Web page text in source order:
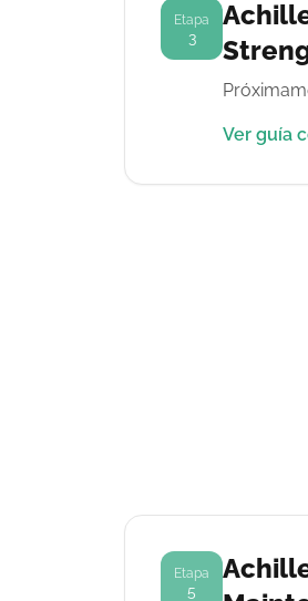
Etapa
3
Ver guía
Etapa
5